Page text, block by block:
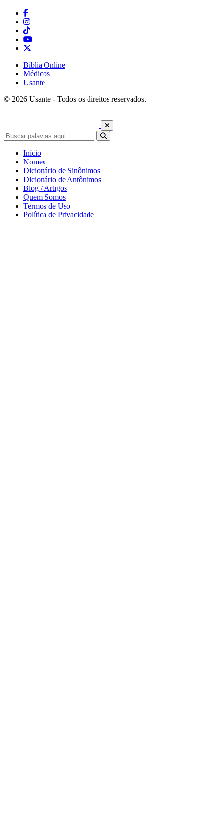
Bíblia Online
Médicos
Usante
© 2026 Usante - Todos os direitos reservados.
Início
Nomes
Dicionário de Sinônimos
Dicionário de Antônimos
Blog / Artigos
Quem Somos
Termos de Uso
Política de Privacidade